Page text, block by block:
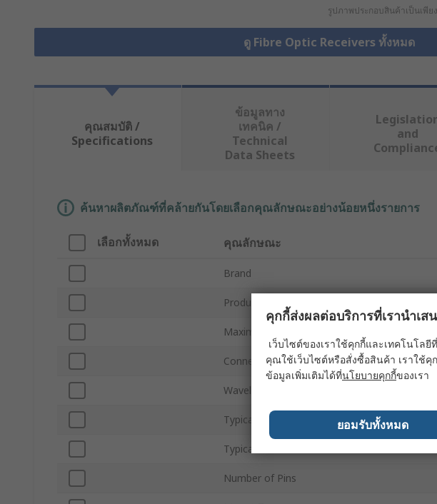
รูปภาพประกอบสินค้าเป็นเพีย
ดู Fibre Optic Receivers ทั้งหมด
คุณสมบัติ /
Specifications
ข้อมูลทาง
เทคนิค /
Technical
Data Sheets
and
ค้นหาผลิตภัณฑ์ที่คล้ายกันโดยเลือกคุณลักษณะอย่างน้อยหนึ่งรายการ
เลือกทั้งหมด คุณลักษณะ
Brand
Product Type
Maximum Data Rate
Connector Shape
Wavelength of Peak Sensitivity
Typical Rise Time
Typical Fall Time
Number of Pins
คุกกี้ส่งผลต่อบริการที่เรานำเ
เว็บไซต์ของเราใช้คุกกี้และเทคโนโล
คุณใช้เว็บไซต์หรือสั่งซื้อสินค้า เราใช้
ข้อมูลเพิ่มเติมได้ที่นโยบายคุกกี้ของเรา
ยอมรับทั้งหมด